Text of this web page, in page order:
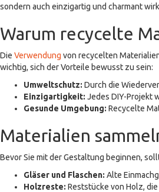
sondern auch einzigartig und charmant
Warum recycelte
Die Verwendung von recycelten
wichtig, sich der Vorteile bewusst zu sein:
Umweltschutz: Durch die
Einzigartigkeit: Jedes DIY-Projekt
Gesunde Umgebung: Recycelte
Materialien
Bevor Sie mit der Gestaltung beginnen,
Gläser und Flaschen: Alte
Holzreste: Reststücke von Holz,